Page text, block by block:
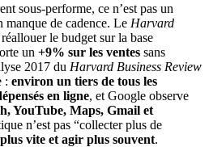
sous-performe, ce n’est pas un
manque de cadence. Le Harvard
le budget sur la base
un +9% sur les ventes sans
2017 du Harvard Business Review
: environ un tiers de tous les
en ligne, et Google observe
YouTube, Maps, Gmail et
n’est pas “collecter plus de
vite et agir plus souvent.